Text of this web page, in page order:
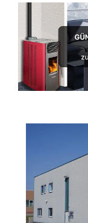
WARENKORB
PRODUCTS
SEARCH